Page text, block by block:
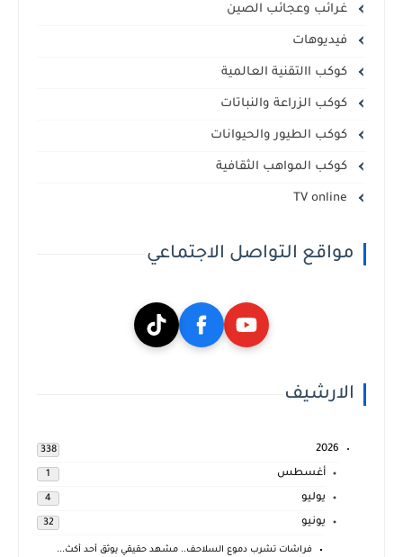
غرائب وعجائب الصين
فيديوهات
كوكب االتقنية العالمية
كوكب الزراعة والنباتات
كوكب الطيور والحيوانات
كوكب المواهب الثقافية
مواقع التواصل الاجتماعي
الارشيف
2026
338
أغسطس 1
يوليو 4
يونيو 32
فراشات تشرب دموع السلاحف.. مشهد حقيقي يوثق أحد أكث...